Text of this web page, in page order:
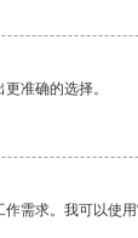
准确的选择。
需求。我可以使